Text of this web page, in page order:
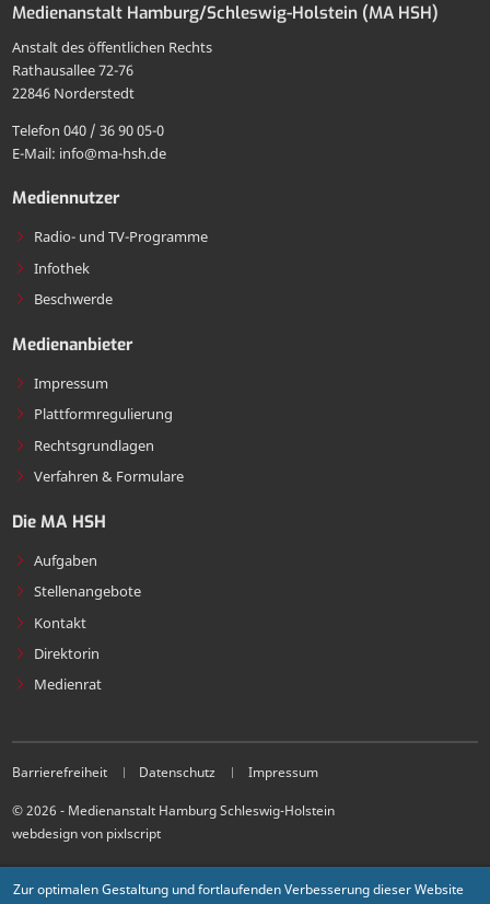
MA
HSH
an
die
MA
HSH
Medienanstalt Hamburg/Schleswig-Holstein (MA HSH)
Anstalt des öffentlichen Rechts
Rathausallee 72-76
22846 Norderstedt
Telefon 040 / 36 90 05-0
E-Mail: info@ma-hsh.de
Mediennutzer
Radio- und TV-Programme
Infothek
Beschwerde
Medienanbieter
Impressum
Plattformregulierung
Rechtsgrundlagen
Verfahren & Formulare
Die MA HSH
Aufgaben
Stellenangebote
Kontakt
Direktorin
Medienrat
Barrierefreiheit Datenschutz Impressum
© 2026 - Medienanstalt Hamburg Schleswig-Holstein
webdesign von pixlscript
Zur optimalen Gestaltung und fortlaufenden Verbesserung dieser Website